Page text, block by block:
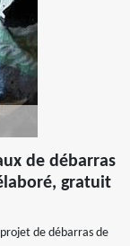
de débarras
gratuit
de débarras de